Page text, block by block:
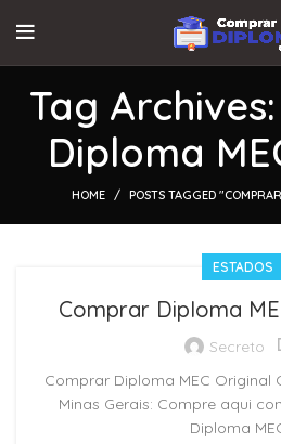
Tag
Diploma
HOME POSTS TAGGED
ESTADOS
Comprar Diploma
Secreto
Comprar Diploma MEC Original
Minas Gerais: Compre aqui
Diploma